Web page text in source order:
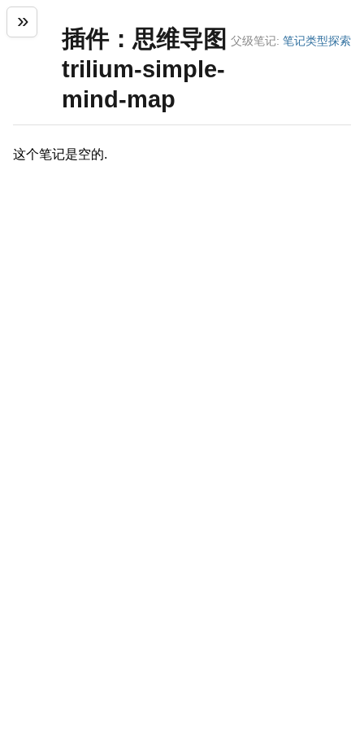
父级笔记: 笔记类型探索
插件：思维导图
trilium-simple-
mind-map
这个笔记是空的.